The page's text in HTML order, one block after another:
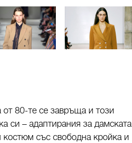
80-те се завръща и този
си – адаптирания за дамската
със свободна кройка и